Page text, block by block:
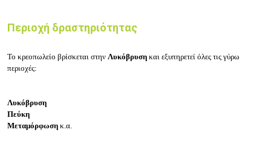
Περιοχή δραστηριότητας
Το κρεοπωλείο βρίσκεται στην Λυκόβρυση και εξυπηρετεί όλες τις γύρω
περιοχές:
Λυκόβρυση
Πεύκη
Μεταμόρφωση κ.α.